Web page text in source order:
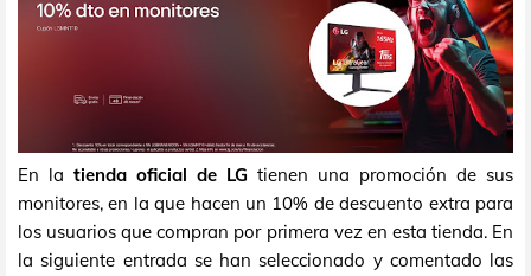
En la tienda oficial de LG tienen una promoción de sus
monitores, en la que hacen un 10% de descuento extra para
los usuarios que compran por primera vez en esta tienda. En
la siguiente entrada se han seleccionado y comentado las